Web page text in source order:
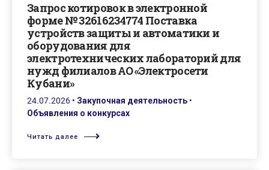
Запрос котировок в электронной
форме № 32616234774 Поставка
устройств защиты и автоматики и
оборудования для
электротехнических лабораторий для
нужд филиалов АО «Электросети
Кубани»
24.07.2026 • Закупочная деятельность •
Объявления о конкурсах
Читать далее